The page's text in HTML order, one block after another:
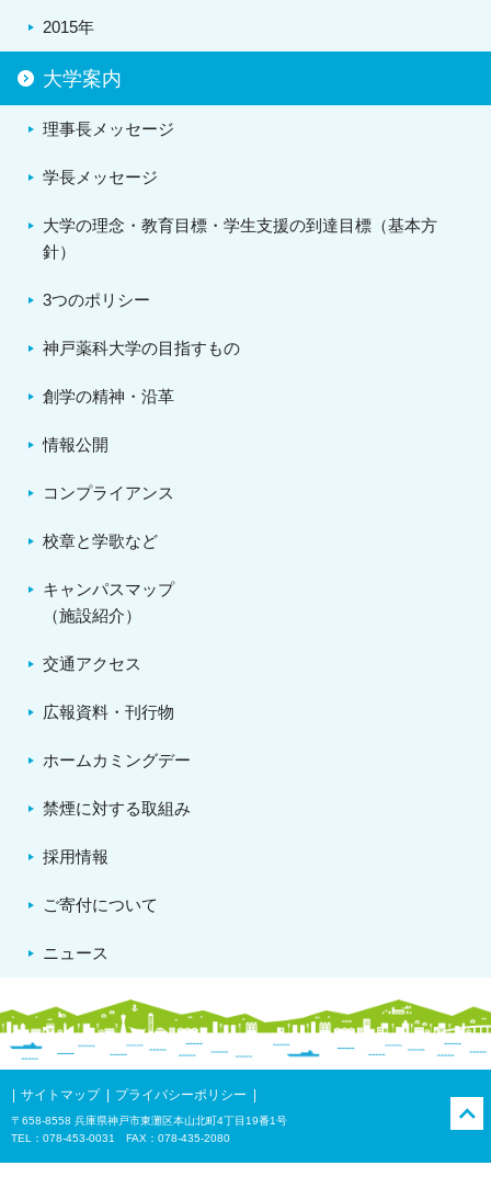
2015年
大学案内
理事長メッセージ
学長メッセージ
大学の理念・教育目標・学生支援の到達目標（基本方
針）
3つのポリシー
神戸薬科大学の目指すもの
創学の精神・沿革
情報公開
コンプライアンス
校章と学歌など
キャンパスマップ
（施設紹介）
交通アクセス
広報資料・刊行物
ホームカミングデー
禁煙に対する取組み
採用情報
ご寄付について
ニュース
サイトマップ プライバシーポリシー
〒658-8558 兵庫県神戸市東灘区本山北町4丁目19番1号
TEL：078-453-0031 FAX：078-435-2080